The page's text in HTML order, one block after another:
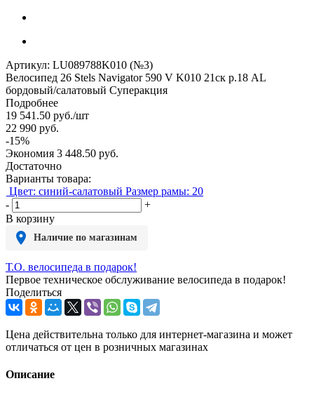
Артикул: LU089788K010 (№3)
Велосипед 26 Stels Navigator 590 V K010 21ск р.18 AL
бордовый/салатовый Суперакция
Подробнее
19 541.50 руб./шт
22 990 руб.
-15%
Экономия 3 448.50 руб.
Достаточно
Варианты товара:
Цвет: синий-салатовый Размер рамы: 20
-
+
В корзину
Наличие по магазинам
Т.О. велосипеда в подарок!
Первое техническое обслуживание велосипеда в подарок!
Поделиться
Цена действительна только для интернет-магазина и может
отличаться от цен в розничных магазинах
Описание